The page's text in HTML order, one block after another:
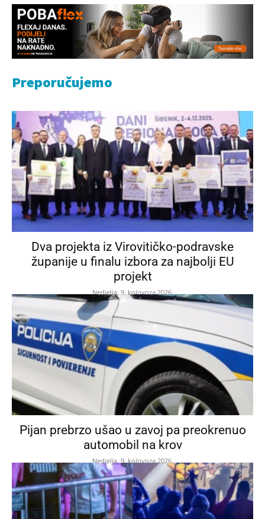
Preporučujemo
Dva projekta iz Virovitičko-podravske
županije u finalu izbora za najbolji EU
projekt
Nedjelja, 9. kolovoza 2026.
Pijan prebrzo ušao u zavoj pa preokrenuo
automobil na krov
Nedjelja, 9. kolovoza 2026.